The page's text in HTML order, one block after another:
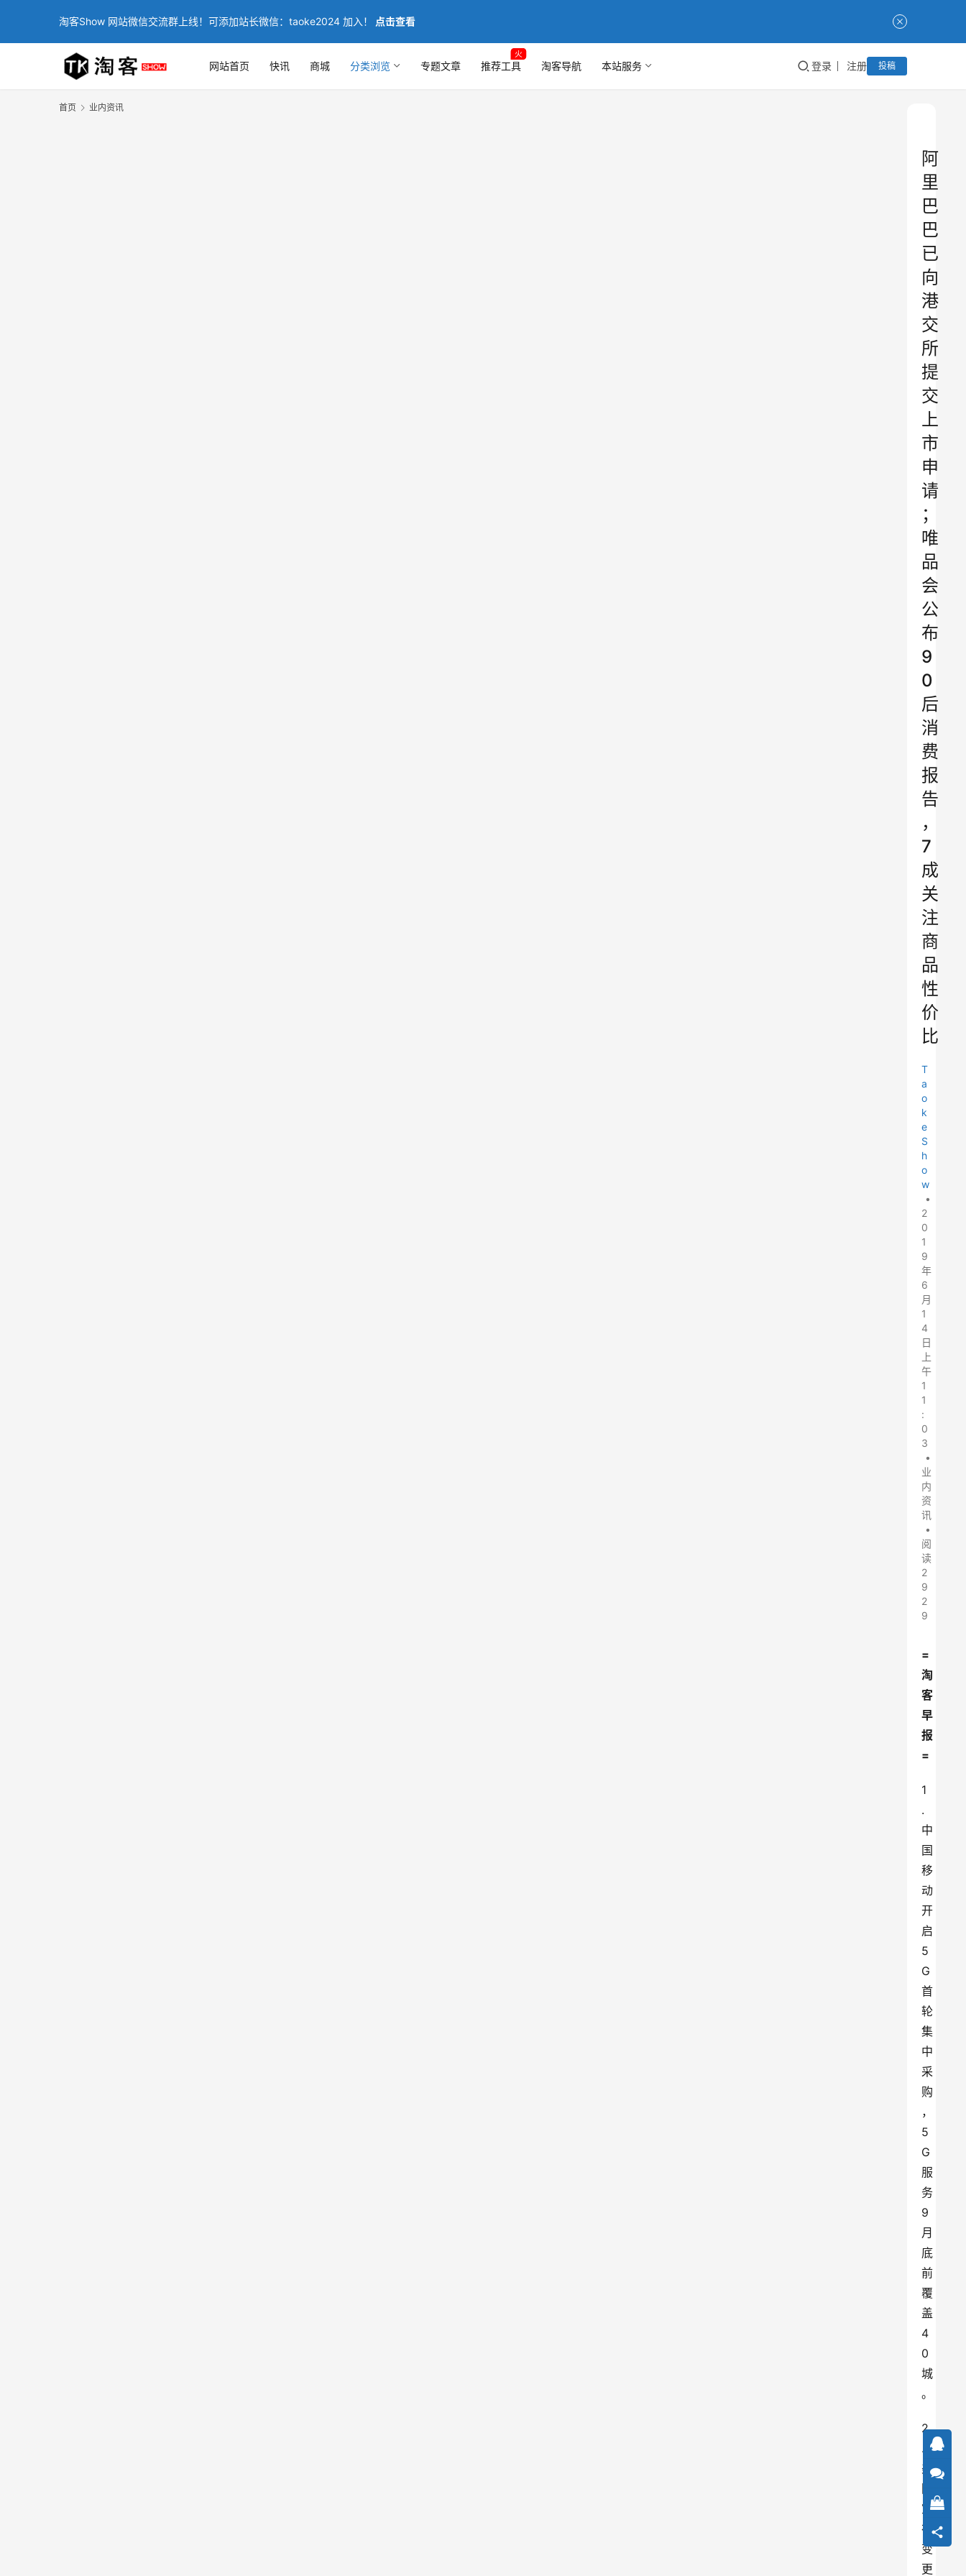
淘客Show 网站微信交流群上线！可添加站长微信：taoke2024 加入！ 点击查看
网站首页 快讯 商城 分类浏览 专题文章 推荐工具
火
淘客导航 本站服务 登录 注册 投稿
首页 业内资讯
阿
里
巴
巴
已
向
港
交
所
提
交
上
市
申
请
；
唯
品
会
公
布
9
0
后
消
费
报
告
，
7
成
关
注
商
品
性
价
比
T
a
o
k
e
S
h
o
w
•
2
0
1
9
年
6
月
1
4
日
上
午
1
1
:
0
3
•
业
内
资
讯
•
阅
读
2
9
2
9
=
淘
客
早
报
=
1
.
中
国
移
动
开
启
5
G
首
轮
集
中
采
购
，
5
G
服
务
9
月
底
前
覆
盖
4
0
城
。
2
.
美
宣
布
变
更